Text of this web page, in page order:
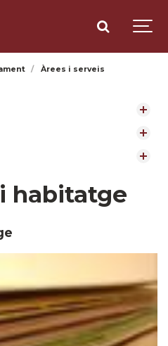
Àrees i serveis
habitatge